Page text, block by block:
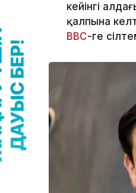
кейінгі
қалпына
ВВС-ге